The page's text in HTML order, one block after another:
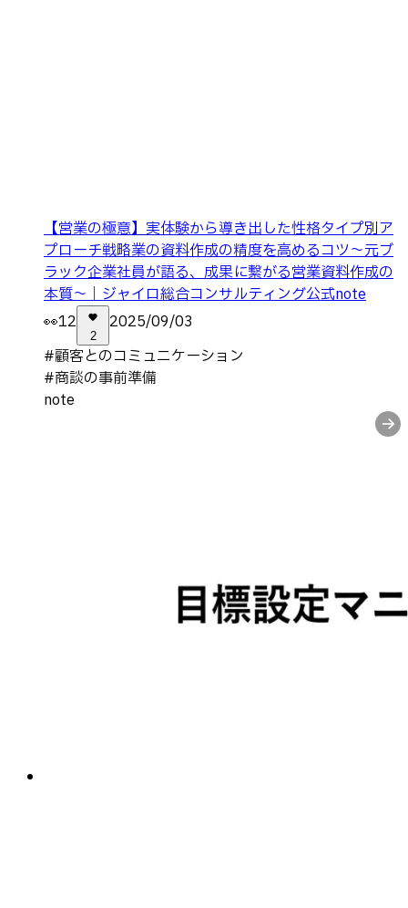
【営業の極意】実体験から導き出した性格タイプ別ア
プローチ戦略業の資料作成の精度を高めるコツ～元ブ
ラック企業社員が語る、成果に繋がる営業資料作成の
本質～｜ジャイロ総合コンサルティング公式note
👀12
2
2025/09/03
#顧客とのコミュニケーション
#商談の事前準備
note